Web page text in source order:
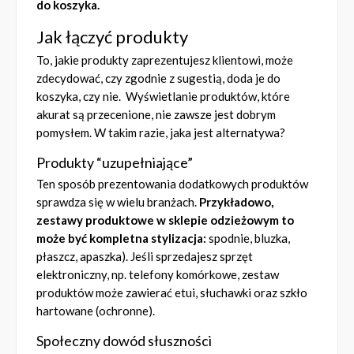
do koszyka.
Jak łączyć produkty
To, jakie produkty zaprezentujesz klientowi, może
zdecydować, czy zgodnie z sugestią, doda je do
koszyka, czy nie. Wyświetlanie produktów, które
akurat są przecenione, nie zawsze jest dobrym
pomysłem. W takim razie, jaka jest alternatywa?
Produkty “uzupełniające”
Ten sposób prezentowania dodatkowych produktów
sprawdza się w wielu branżach. Przykładowo,
zestawy produktowe w sklepie odzieżowym to
może być kompletna stylizacja: spodnie, bluzka,
płaszcz, apaszka). Jeśli sprzedajesz sprzęt
elektroniczny, np. telefony komórkowe, zestaw
produktów może zawierać etui, słuchawki oraz szkło
hartowane (ochronne).
Społeczny dowód słuszności